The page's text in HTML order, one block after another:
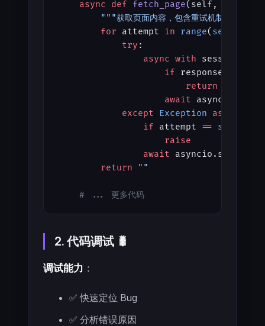
    async
def fetch_page(self,
        """获取页面内容，包含重试机制"""
        for
attempt in range( self
            try
:
                async
with
                    if
response.status
                        return
                    await
            except
Exception as
                if
attempt == self
                    raise
                await
asyncio.sleep(
        return
""
    # ... 更多代码
2. 代码调试 🐛
调试能力 ：
✅ 快速定位 Bug
✅ 分析错误原因